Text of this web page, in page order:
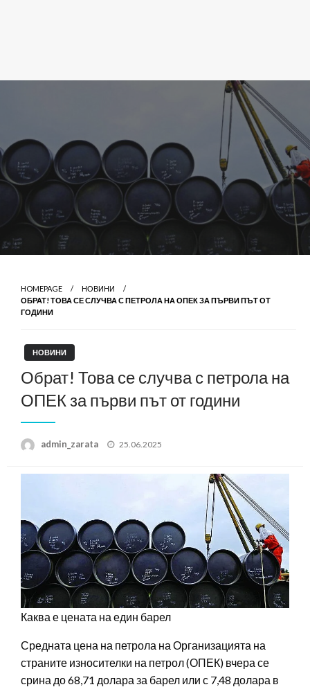
HOMEPAGE
НОВИНИ
ОБРАТ! ТОВА СЕ СЛУЧВА С ПЕТРОЛА НА ОПЕК ЗА ПЪРВИ ПЪТ ОТ
ГОДИНИ
НОВИНИ
Обрат! Това се случва с петрола на
ОПЕК за първи път от години
admin_zarata
Posted
25.06.2025
Каква е цената на един барел
Средната цена на петрола на Организацията на
страните износителки на петрол (ОПЕК) вчера се
срина до 68,71 долара за барел или с 7,48 долара в